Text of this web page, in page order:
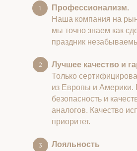
Профессионализм.
Наша компания на
мы точно знаем как
праздник
Лучшее качество и
Только
из Европы и Америки.
безопасность и
аналогов. Качество
приоритет.
Лояльность